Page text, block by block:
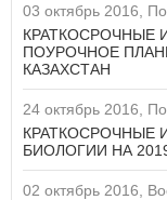
03 октябрь 2016,
КРАТКОСРОЧНЫЕ
ПОУРОЧНОЕ
КАЗАХСТАН
24 октябрь 2016,
КРАТКОСРОЧНЫЕ
БИОЛОГИИ НА
02 октябрь 2016,